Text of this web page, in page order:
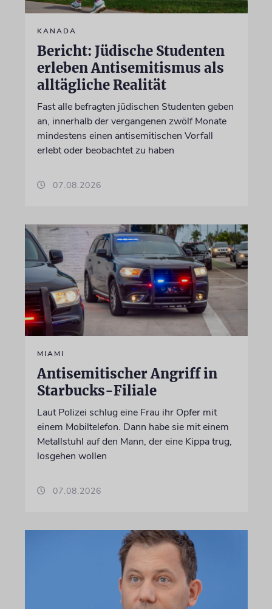
KANADA
Bericht: Jüdische Studenten
erleben Antisemitismus als
alltägliche Realität
Fast alle befragten jüdischen Studenten geben
an, innerhalb der vergangenen zwölf Monate
mindestens einen antisemitischen Vorfall
erlebt oder beobachtet zu haben
07.08.2026
MIAMI
Antisemitischer Angriff in
Starbucks-Filiale
Laut Polizei schlug eine Frau ihr Opfer mit
einem Mobiltelefon. Dann habe sie mit einem
Metallstuhl auf den Mann, der eine Kippa trug,
losgehen wollen
07.08.2026